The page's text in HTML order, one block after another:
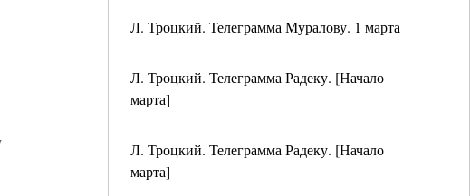
Л. Троцкий. Телеграмма Муралову. 1 марта
Л. Троцкий. Телеграмма Радеку. [Начало
марта]
Л. Троцкий. Телеграмма Радеку. [Начало
марта]